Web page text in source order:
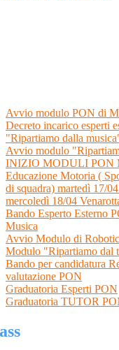
Avvio modulo PON di
Decreto incarico esperti
"Ripartiamo dalla
Avvio modulo
INIZIO MODULI PON
Educazione Motoria (
di squadra) martedì 17/
mercoledì 18/04
Bando Esperto Esterno
Musica
Avvio Modulo di
Modulo "Ripartiamo dal
Bando per candidatura
valutazione PON
Graduatoria Esperti PON
Graduatoria TUTOR